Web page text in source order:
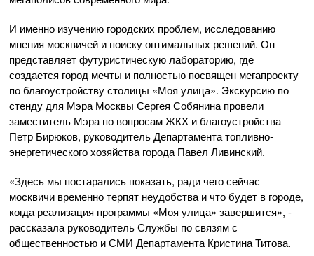
И именно изучению городских проблем, исследованию
мнения москвичей и поиску оптимальных решений. Он
представляет футуристическую лабораторию, где
создается город мечты и полностью посвящен мегапроекту
по благоустройству столицы «Моя улица». Экскурсию по
стенду для Мэра Москвы Сергея Собянина провели
заместитель Мэра по вопросам ЖКХ и благоустройства
Петр Бирюков, руководитель Департамента топливно-
энергетического хозяйства города Павел Ливинский.
«Здесь мы постарались показать, ради чего сейчас
москвичи временно терпят неудобства и что будет в городе,
когда реализация программы «Моя улица» завершится», -
рассказала руководитель Службы по связям с
общественностью и СМИ Департамента Кристина Титова.